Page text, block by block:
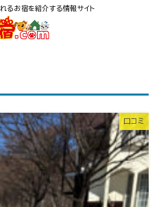
るお宿を紹介する情報サイト
口コミ